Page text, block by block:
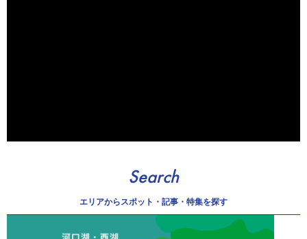
Search
エリアからスポット・記事・特集を探す